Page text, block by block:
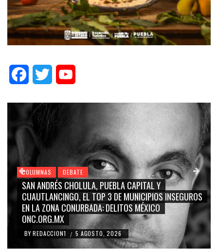
FacebookTwitter
COLUMNAS DEBATE
GRACE PALOMARES, NAY SALVATORI, SERGIO MAYER,
CARMEN SALINAS “LA CORCHOLATA”, CUAUHTÉMOC
BLANCO, SILVIA PINAL: LA TRIVIALIZACIÓN Y
RIDICULIZACIÓN DE LA REPRESENTACIÓN CIUDADANA
BY REDACCION1 / 4 AGOSTO, 2026